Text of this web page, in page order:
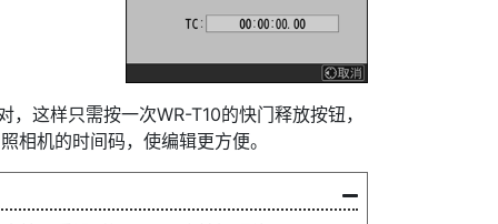
这样只需按一次WR-T10的快门释放按钮，
相机的时间码，使编辑更方便。